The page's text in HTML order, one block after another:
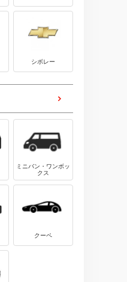
シボレー
ミニバン・ワンボッ
クス
クーペ